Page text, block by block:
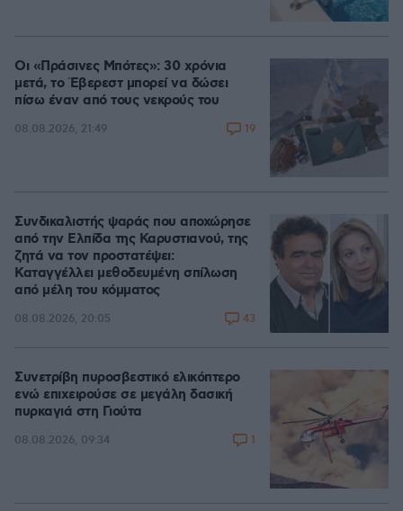
Οι «Πράσινες Μπότες»: 30 χρόνια
μετά, το Έβερεστ μπορεί να δώσει
πίσω έναν από τους νεκρούς του
08.08.2026, 21:49 19
Συνδικαλιστής ψαράς που αποχώρησε
από την Ελπίδα της Καρυστιανού, της
ζητά να τον προστατέψει:
Καταγγέλλει μεθοδευμένη σπίλωση
από μέλη του κόμματος
08.08.2026, 20:05 43
Συνετρίβη πυροσβεστικό ελικόπτερο
ενώ επιχειρούσε σε μεγάλη δασική
πυρκαγιά στη Γιούτα
08.08.2026, 09:34 1